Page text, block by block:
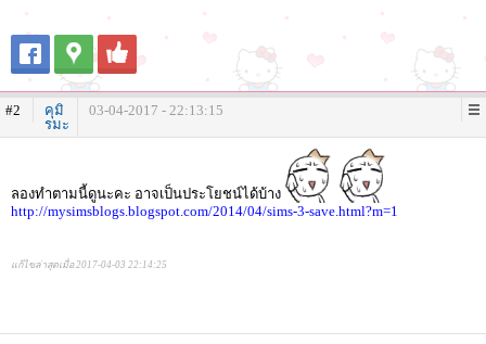
#2
คุมิ
รมะ
03-04-2017 - 22:13:15
ลองทำตามนี้ดูนะคะ อาจเป็นประโยชน์ได้บ้าง
http://mysimsblogs.blogspot.com/2014/04/sims-3-save.html?m=1
แก้ไขล่าสุดเมื่อ 2017-04-03 22:14:25